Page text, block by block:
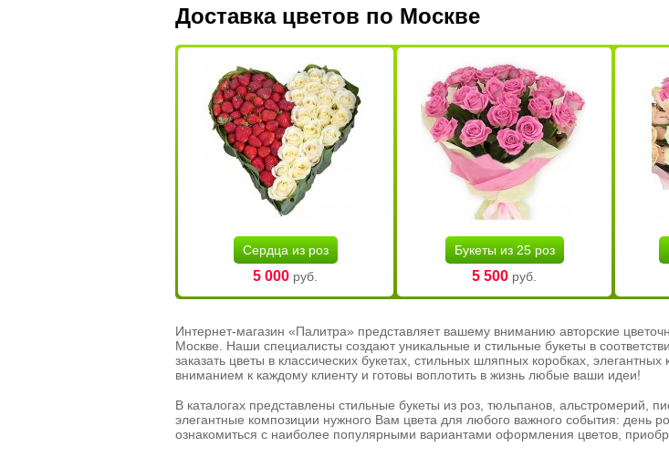
Доставка цветов по Москве
Сердца из роз
5 000 руб.
Букеты из 25 роз
5 500 руб.
Интернет-магазин «Палитра» представляет вашему вниманию авторские
Москве. Наши специалисты создают уникальные и стильные букеты в
заказать цветы в классических букетах, стильных шляпных коробках,
вниманием к каждому клиенту и готовы воплотить в жизнь любые ваши идеи!
В каталогах представлены стильные букеты из роз, тюльпанов, альстромерий,
элегантные композиции нужного Вам цвета для любого важного события: день
ознакомиться с наиболее популярными вариантами оформления цветов,